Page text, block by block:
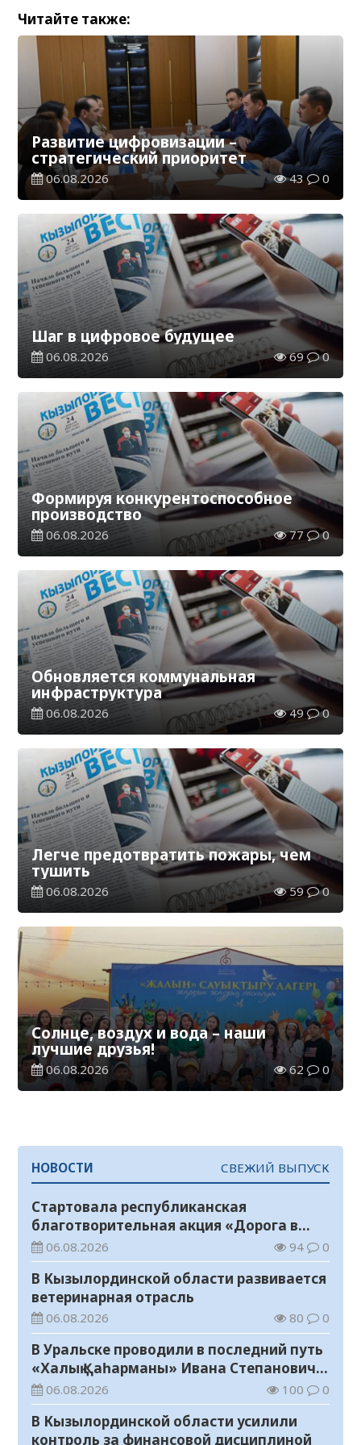
Читайте также:
Развитие цифровизации –
стратегический приоритет
06.08.2026 43 0
Шаг в цифровое будущее
06.08.2026 69 0
Формируя конкурентоспособное
производство
06.08.2026 77 0
Обновляется коммунальная
инфраструктура
06.08.2026 49 0
Легче предотвратить пожары, чем
тушить
06.08.2026 59 0
Солнце, воздух и вода – наши
лучшие друзья!
06.08.2026 62 0
НОВОСТИ СВЕЖИЙ ВЫПУСК
Стартовала республиканская
благотворительная акция «Дорога в
школу»
06.08.2026 94 0
В Кызылординской области развивается
ветеринарная отрасль
06.08.2026 80 0
В Уральске проводили в последний путь
«Халық Қаһарманы» Ивана Степановича
Гапича
06.08.2026 100 0
В Кызылординской области усилили
контроль за финансовой дисциплиной